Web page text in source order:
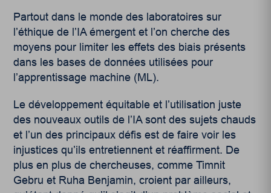
Partout dans le monde des laboratoires sur
l’éthique de l’IA émergent et l’on cherche des
moyens pour limiter les effets des biais présents
dans les bases de données utilisées pour
l’apprentissage machine (ML).
Le développement équitable et l’utilisation juste
des nouveaux outils de l’IA sont des sujets chauds
et l’un des principaux défis est de faire voir les
injustices qu’ils entretiennent et réaffirment. De
plus en plus de chercheuses, comme Timnit
Gebru et Ruha Benjamin, croient par ailleurs,